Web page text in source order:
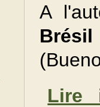
A
Brésil
Lire